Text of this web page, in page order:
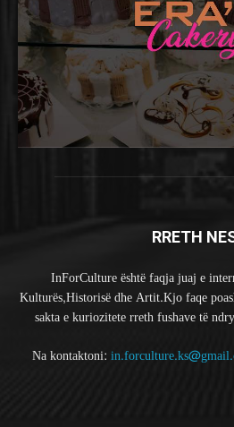
RRETH
InForCulture është faqja juaj e
Kulturës,Historisë dhe Artit.Kjo faqe
sakta e kuriozitete rreth fushave të
Na kontaktoni: